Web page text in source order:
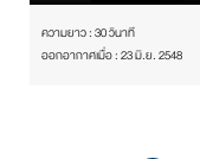
ความยาว : 30 วินาที
ออกอากาศเมื่อ : 23 มิ.ย. 2548